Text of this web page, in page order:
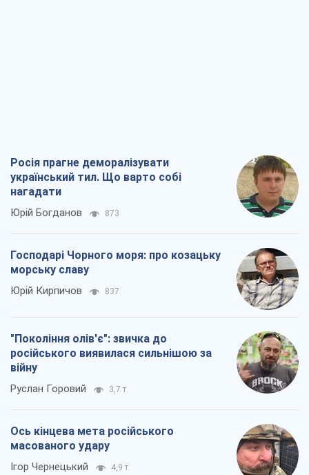
Росія прагне деморалізувати
український тил. Що варто собі
нагадати
Юрій Богданов 873
Господарі Чорного моря: про козацьку
морську славу
Юрій Кирпичов 837
"Покоління олів'є": звичка до
російського виявилася сильнішою за
війну
Руслан Горовий 3,7 т.
Ось кінцева мета російського
масованого удару
Ігор Чернецький 4,9 т.